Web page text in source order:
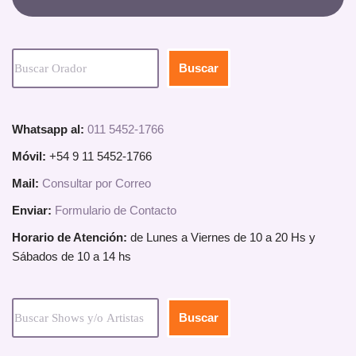
Buscar
Whatsapp al: 011 5452-1766
Móvil: +54 9 11 5452-1766
Mail: Consultar por Correo
Enviar: Formulario de Contacto
Horario de Atención: de Lunes a Viernes de 10 a 20 Hs y
Sábados de 10 a 14 hs
Buscar